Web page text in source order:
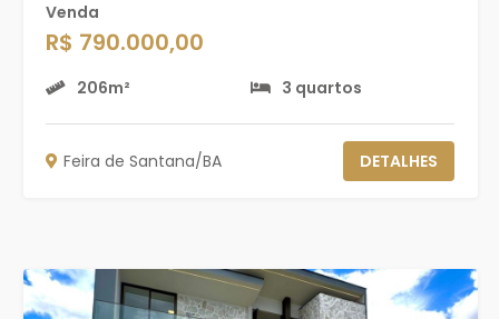
Venda
R$ 790.000,00
206m² 3 quartos
Feira de Santana/BA DETALHES